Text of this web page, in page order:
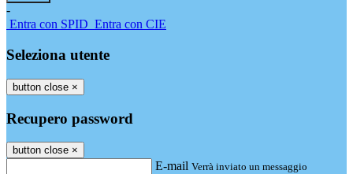
-
Entra con SPID Entra con CIE
Seleziona utente
button close ×
Recupero password
button close ×
E-mail Verrà inviato un messaggio